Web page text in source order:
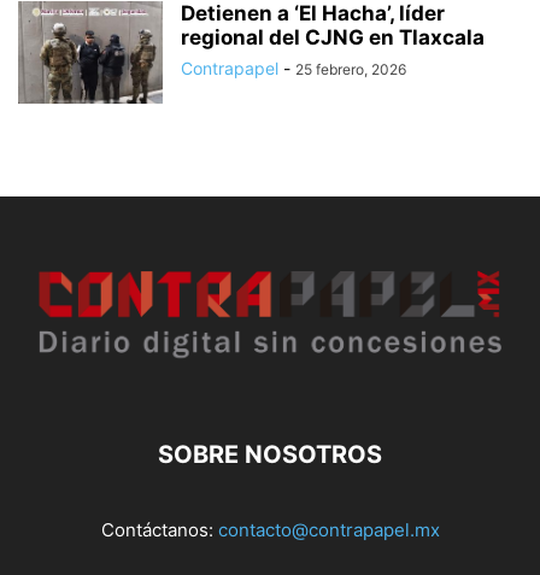
Detienen a ‘El Hacha’, líder
regional del CJNG en Tlaxcala
Contrapapel - 25 febrero, 2026
SOBRE NOSOTROS
Contáctanos: contacto@contrapapel.mx